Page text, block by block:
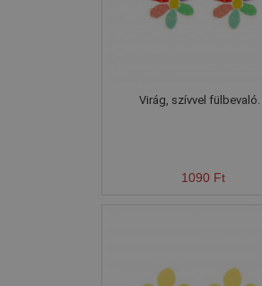
Virág, szívvel fülbevaló.
1090 Ft